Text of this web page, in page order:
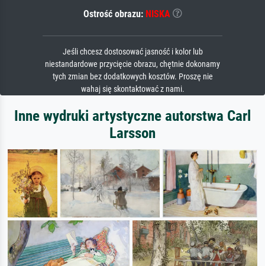
Ostrość obrazu: NISKA
Jeśli chcesz dostosować jasność i kolor lub
niestandardowe przycięcie obrazu, chętnie dokonamy
tych zmian bez dodatkowych kosztów. Proszę nie
wahaj się skontaktować z nami.
Inne wydruki artystyczne autorstwa Carl
Larsson